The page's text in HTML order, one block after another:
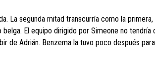
La segunda mitad transcurría como la
El equipo dirigido por Simeone no tendría
de Adrián. Benzema la tuvo poco después